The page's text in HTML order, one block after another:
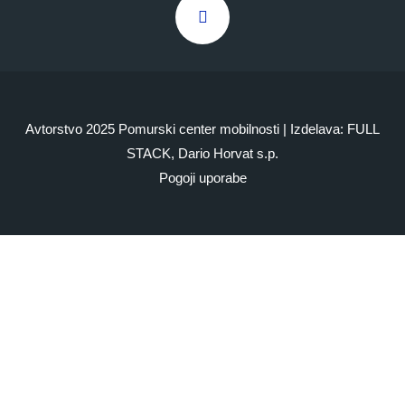
Avtorstvo 2025 Pomurski center mobilnosti | Izdelava: FULL
STACK, Dario Horvat s.p.
Pogoji uporabe